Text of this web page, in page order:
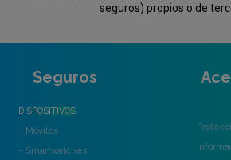
seguros) propios o de
Seguros
DISPOSITIVOS
– Móviles
– Smartwatches